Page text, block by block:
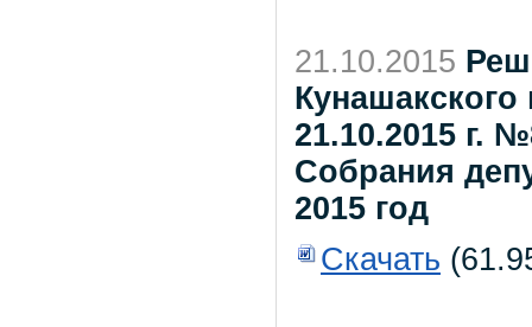
21.10.2015
21.10.2015 г.
Собрания
2015 год
Скачать